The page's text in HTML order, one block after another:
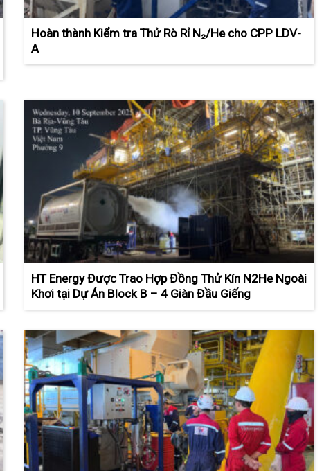
Hoàn thành Kiểm tra Thử Rò Rỉ N₂/He cho CPP LDV-
A
HT Energy Được Trao Hợp Đồng Thử Kín N2He Ngoài
Khơi tại Dự Án Block B – 4 Giàn Đầu Giếng